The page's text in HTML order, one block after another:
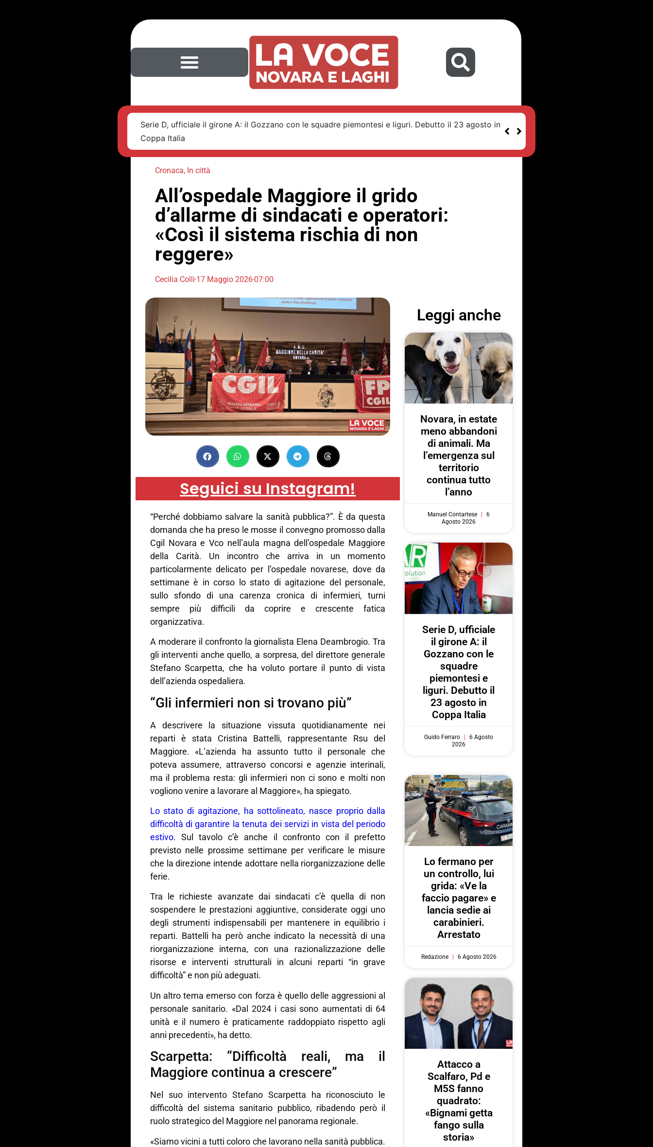
Serie D, ufficiale il girone A: il Gozzano con le squadre piemontesi e liguri. Debutto il 23 agosto in
Coppa Italia
Cronaca, In città
All’ospedale Maggiore il grido
d’allarme di sindacati e operatori:
«Così il sistema rischia di non
reggere»
Cecilia Colli17 Maggio 202607:00
Seguici su Instagram!
“Perché dobbiamo salvare la sanità pubblica?”. È da questa
domanda che ha preso le mosse il convegno promosso dalla
Cgil Novara e Vco nell’aula magna dell’ospedale Maggiore
della Carità. Un incontro che arriva in un momento
particolarmente delicato per l’ospedale novarese, dove da
settimane è in corso lo stato di agitazione del personale,
sullo sfondo di una carenza cronica di infermieri, turni
sempre più difficili da coprire e crescente fatica
organizzativa.
A moderare il confronto la giornalista Elena Deambrogio. Tra
gli interventi anche quello, a sorpresa, del direttore generale
Stefano Scarpetta, che ha voluto portare il punto di vista
dell’azienda ospedaliera.
“Gli infermieri non si trovano più”
A descrivere la situazione vissuta quotidianamente nei
reparti è stata Cristina Battelli, rappresentante Rsu del
Maggiore. «L’azienda ha assunto tutto il personale che
poteva assumere, attraverso concorsi e agenzie interinali,
ma il problema resta: gli infermieri non ci sono e molti non
vogliono venire a lavorare al Maggiore», ha spiegato.
Lo stato di agitazione, ha sottolineato, nasce proprio dalla
difficoltà di garantire la tenuta dei servizi in vista del periodo
estivo. Sul tavolo c’è anche il confronto con il prefetto
previsto nelle prossime settimane per verificare le misure
che la direzione intende adottare nella riorganizzazione delle
ferie.
Tra le richieste avanzate dai sindacati c’è quella di non
sospendere le prestazioni aggiuntive, considerate oggi uno
degli strumenti indispensabili per mantenere in equilibrio i
reparti. Battelli ha però anche indicato la necessità di una
riorganizzazione interna, con una razionalizzazione delle
risorse e interventi strutturali in alcuni reparti “in grave
difficoltà” e non più adeguati.
Un altro tema emerso con forza è quello delle aggressioni al
personale sanitario. «Dal 2024 i casi sono aumentati di 64
unità e il numero è praticamente raddoppiato rispetto agli
anni precedenti», ha detto.
Scarpetta: “Difficoltà reali, ma il
Maggiore continua a crescere”
Nel suo intervento Stefano Scarpetta ha riconosciuto le
difficoltà del sistema sanitario pubblico, ribadendo però il
ruolo strategico del Maggiore nel panorama regionale.
«Siamo vicini a tutti coloro che lavorano nella sanità pubblica.
Leggi anche
Novara, in estate
meno abbandoni
di animali. Ma
l’emergenza sul
territorio
continua tutto
l’anno
Manuel Contartese
6
Agosto 2026
Serie D, ufficiale
il girone A: il
Gozzano con le
squadre
piemontesi e
liguri. Debutto il
23 agosto in
Coppa Italia
Guido Ferraro
6 Agosto
2026
Lo fermano per
un controllo, lui
grida: «Ve la
faccio pagare» e
lancia sedie ai
carabinieri.
Arrestato
Redazione 6 Agosto 2026
Attacco a
Scalfaro, Pd e
M5S fanno
quadrato:
«Bignami getta
fango sulla
storia»